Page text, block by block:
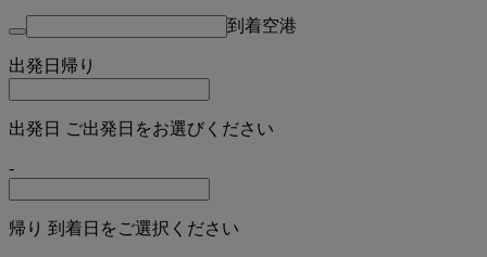
到着空港
出発日 帰り
出発日 ご出発日をお選びください
-
帰り 到着日をご選択ください